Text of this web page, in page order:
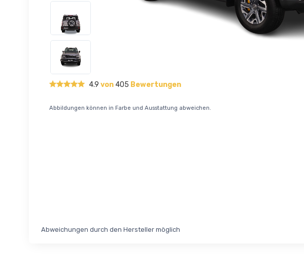
4.9 von 405 Bewertungen
Abbildungen können in Farbe und Ausstattung abweichen.
Abweichungen durch den Hersteller möglich